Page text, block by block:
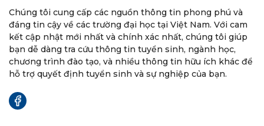
Chúng tôi cung cấp các nguồn thông tin phong phú và
đáng tin cậy về các trường đại học tại Việt Nam. Với cam
kết cập nhật mới nhất và chính xác nhất, chúng tôi giúp
bạn dễ dàng tra cứu thông tin tuyển sinh, ngành học,
chương trình đào tạo, và nhiều thông tin hữu ích khác để
hỗ trợ quyết định tuyển sinh và sự nghiệp của bạn.